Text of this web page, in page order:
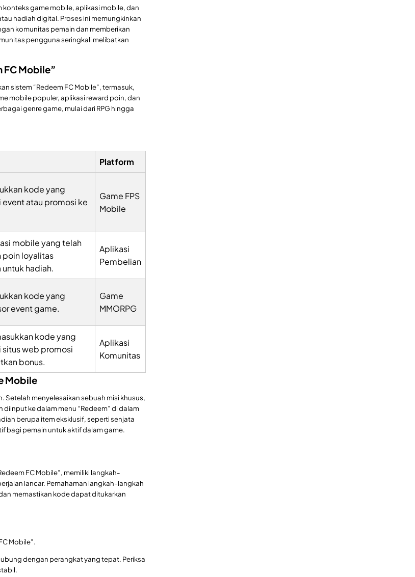
konteks game mobile, aplikasi mobile, dan
hadiah digital. Proses ini memungkinkan
komunitas pemain dan memberikan
pengguna seringkali melibatkan
FC Mobile”
sistem “Redeem FC Mobile”, termasuk,
mobile populer, aplikasi reward poin, dan
genre game, mulai dari RPG hingga
Platform
kode yang
atau promosi ke
Game FPS
Mobile
mobile yang telah
loyalitas
hadiah.
Aplikasi
Pembelian
kode yang
event game.
Game
MMORPG
kode yang
web promosi
bonus.
Aplikasi
Komunitas
Mobile
menyelesaikan sebuah misi khusus,
ke dalam menu “Redeem” di dalam
berupa item eksklusif, seperti senjata
bagi pemain untuk aktif dalam game.
FC Mobile”, memiliki langkah-
lancar. Pemahaman langkah-langkah
memastikan kode dapat ditukarkan
Mobile”.
dengan perangkat yang tepat. Periksa